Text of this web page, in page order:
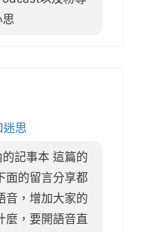
迷思
記事本 這篇的
面的留言分享都
音，增加大家的
麼，要開語音直